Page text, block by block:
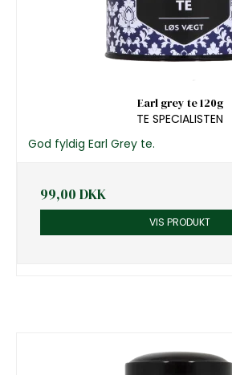
Earl grey te 120g
TE SPECIALISTEN
God fyldig Earl Grey te.
99,00 DKK
VIS PRODUKT